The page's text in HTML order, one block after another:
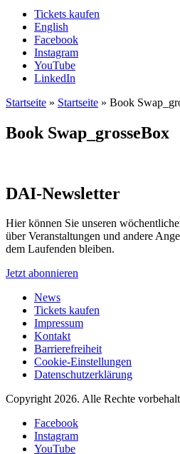
Tickets kaufen
English
Facebook
Instagram
YouTube
LinkedIn
Startseite » Startseite » Book
Book Swap_grosseBox
DAI-Newsletter
Hier können Sie unseren
über Veranstaltungen und andere
dem Laufenden bleiben.
Jetzt abonnieren
News
Tickets kaufen
Impressum
Kontakt
Barrierefreiheit
Cookie-Einstellungen
Datenschutzerklärung
Copyright 2026. Alle Rechte
Facebook
Instagram
YouTube